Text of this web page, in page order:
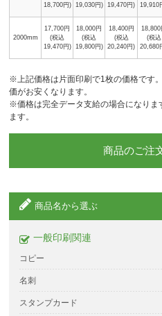
18,700円)
19,030円)
19,470円)
19,910
2000mm
17,700円
(税込
19,470円)
18,000円
(税込
19,800円)
18,400円
(税込
20,240円)
18,800
(税込
20,680
※上記価格は片面印刷で1枚の価格です
価がお安くなります。
※価格は完全データ支給の場合になりま
ます。
商品のご注
商品名から選ぶ
一般印刷関連
コピー
名刺
スタンプカード